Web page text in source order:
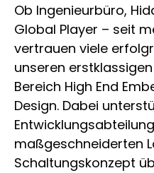
Ob Ingenieurbüro,
Global Player – seit
vertrauen viele
unseren
Bereich High End
Design. Dabei
maßgeschneiderten
Schaltungskonzept